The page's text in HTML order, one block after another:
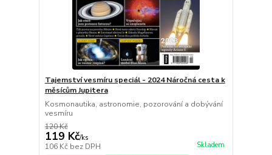
Tajemství vesmíru speciál - 2024 Náročná cesta k
měsícům Jupitera
Kosmonautika, astronomie, pozorování a dobývání
vesmíru
120 Kč
119 Kč/ks
106 Kč bez DPH Skladem